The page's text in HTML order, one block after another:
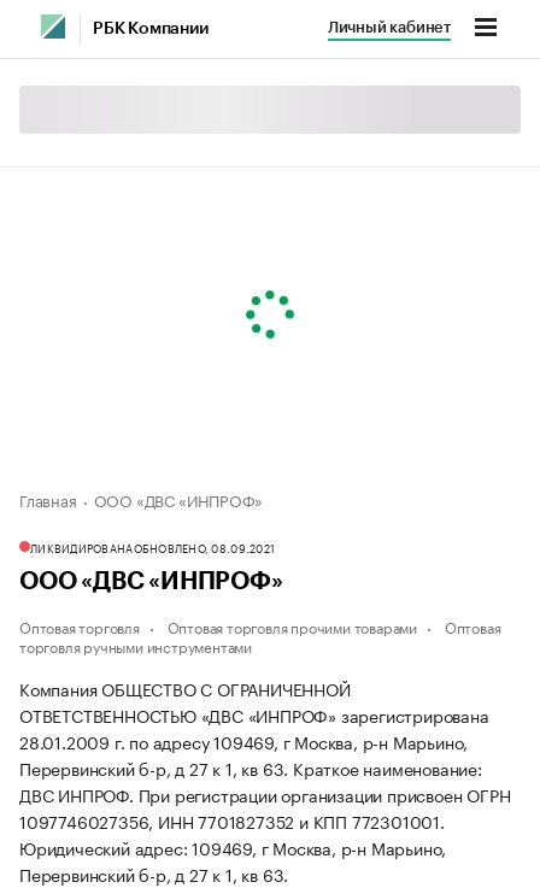
РБК Компании Личный кабинет
Главная ООО «ДВС «ИНПРОФ»
ЛИКВИДИРОВАНАОБНОВЛЕНО, 08.09.2021
ООО «ДВС «ИНПРОФ»
Оптовая торговля Оптовая торговля прочими товарами
Оптовая
торговля ручными инструментами
Компания ОБЩЕСТВО С ОГРАНИЧЕННОЙ
ОТВЕТСТВЕННОСТЬЮ «ДВС «ИНПРОФ» зарегистрирована
28.01.2009 г. по адресу 109469, г Москва, р-н Марьино,
Перервинский б-р, д 27 к 1, кв 63. Краткое наименование:
ДВС ИНПРОФ. При регистрации организации присвоен ОГРН
1097746027356, ИНН 7701827352 и КПП 772301001.
Юридический адрес: 109469, г Москва, р-н Марьино,
Перервинский б-р, д 27 к 1, кв 63.